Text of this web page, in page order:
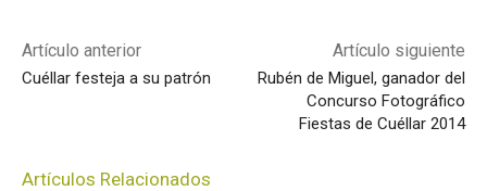
Artículo anterior
Cuéllar festeja a su patrón
Artículo siguiente
Rubén de Miguel, ganador del
Concurso Fotográfico
Fiestas de Cuéllar 2014
Artículos Relacionados